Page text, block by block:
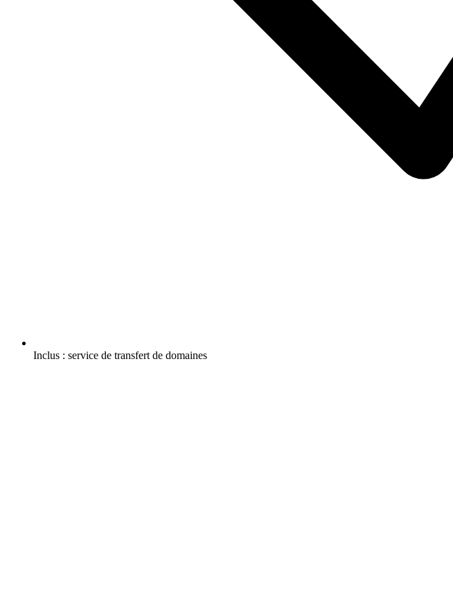
Inclus : service de transfert de domaines